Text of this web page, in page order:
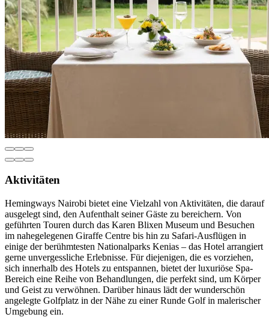
Aktivitäten
Hemingways Nairobi bietet eine Vielzahl von Aktivitäten, die darauf
ausgelegt sind, den Aufenthalt seiner Gäste zu bereichern. Von
geführten Touren durch das Karen Blixen Museum und Besuchen
im nahegelegenen Giraffe Centre bis hin zu Safari-Ausflügen in
einige der berühmtesten Nationalparks Kenias – das Hotel arrangiert
gerne unvergessliche Erlebnisse. Für diejenigen, die es vorziehen,
sich innerhalb des Hotels zu entspannen, bietet der luxuriöse Spa-
Bereich eine Reihe von Behandlungen, die perfekt sind, um Körper
und Geist zu verwöhnen. Darüber hinaus lädt der wunderschön
angelegte Golfplatz in der Nähe zu einer Runde Golf in malerischer
Umgebung ein.